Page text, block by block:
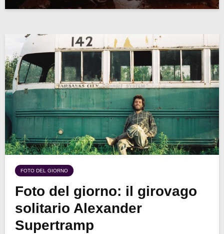
FOTO DEL GIORNO
Foto del giorno: il girovago
solitario Alexander
Supertramp